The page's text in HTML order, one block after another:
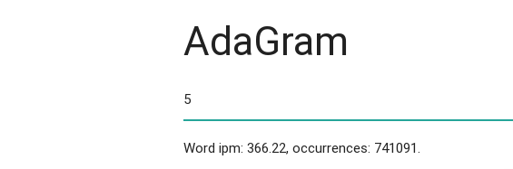
AdaGram
Word ipm: 366.22, occurrences: 741091.